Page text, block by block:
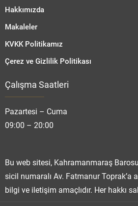
Hakkımızda
Makaleler
KVKK Politikamız
Çerez ve Gizlilik Politikası
Çalışma Saatleri
Pazartesi – Cuma
09:00 – 20:00
Bu web sitesi, Kahramanmaraş
sicil numaralı Av. Fatmanur Toprak’a
bilgi ve iletişim amaçlıdır. Her hakkı
Cevap Yaz